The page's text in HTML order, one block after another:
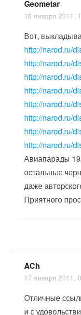
Geometar
16 января 2011,
Вот,
http://narod.ru/
http://narod.ru/
http://narod.ru/
http://narod.ru/
http://narod.ru/
http://narod.ru/
http://narod.ru/
http://narod.ru/
Авиапарады
остальные
даже
Приятного
ACh
17 января 2011,
Отличные
и с